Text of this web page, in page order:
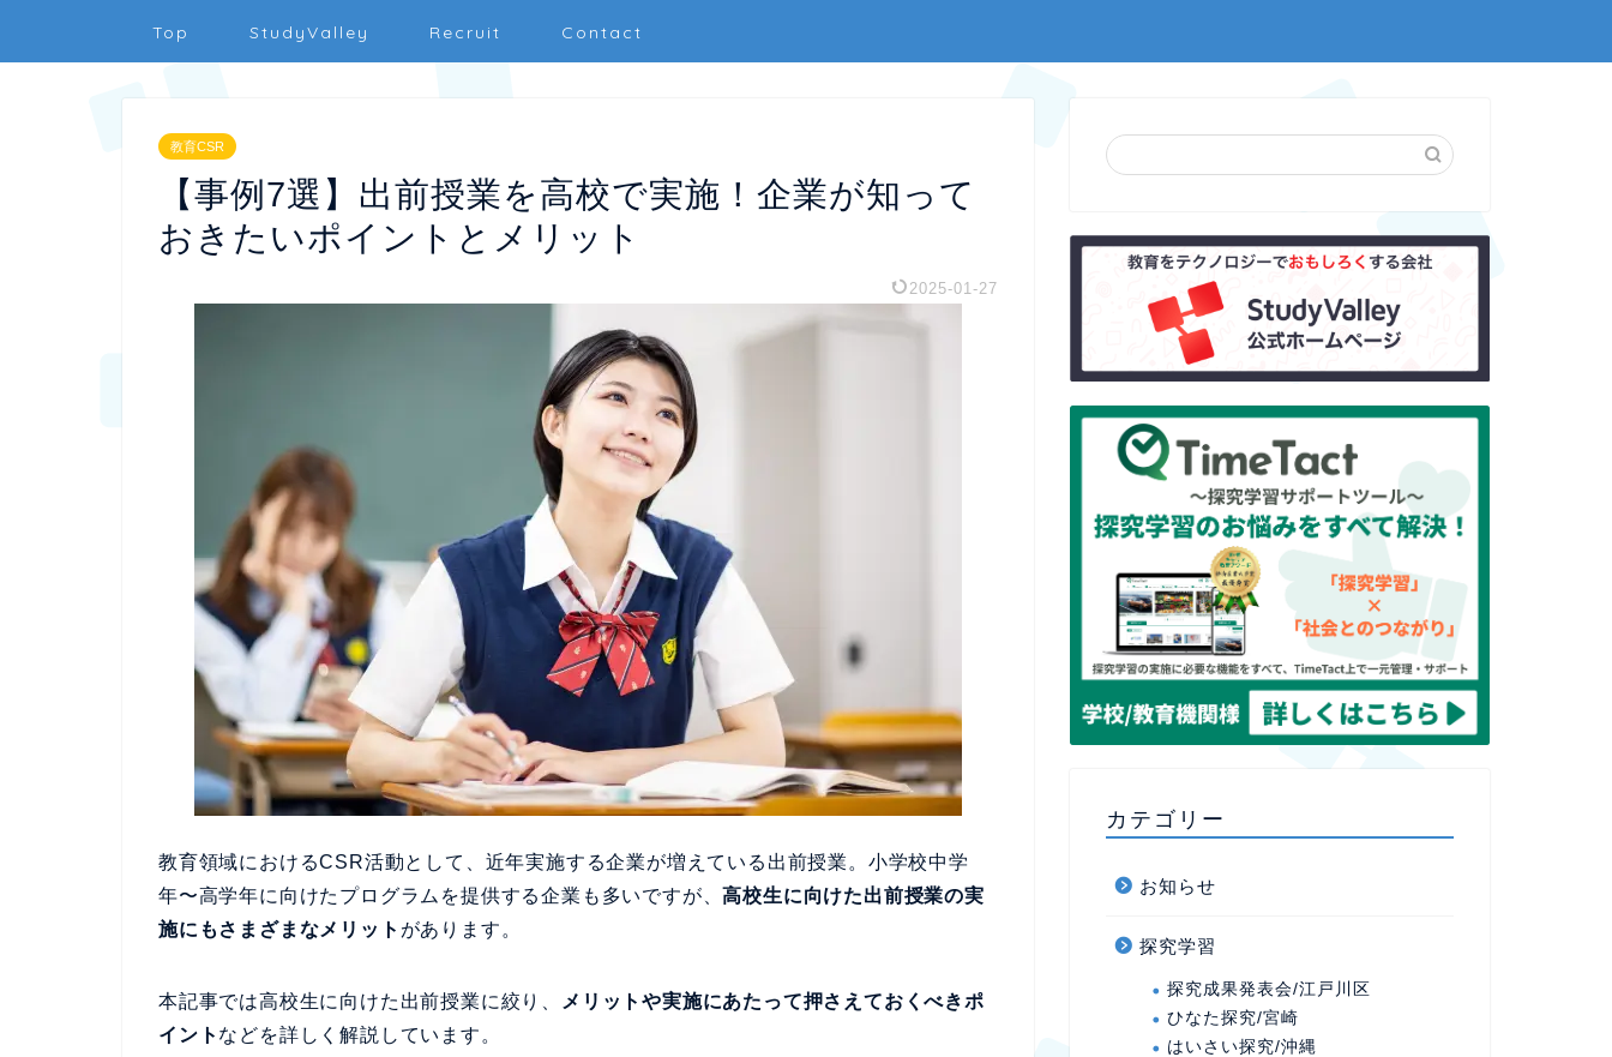
Top StudyValley Recruit Contact
教育CSR
【事例7選】出前授業を高校で実施！企業が知って
おきたいポイントとメリット
2025-01-27
教育領域におけるCSR活動として、近年実施する企業が増えている出前授業。小学校中学
年〜高学年に向けたプログラムを提供する企業も多いですが、高校生に向けた出前授業の実
施にもさまざまなメリット があります。
本記事では高校生に向けた出前授業に絞り、
メリットや実施にあたって押さえておくべきポ
イント などを詳しく解説しています。
カテゴリー
お知らせ
探究学習
探究成果発表会/江戸川区
ひなた探究/宮崎
はいさい探究/沖縄